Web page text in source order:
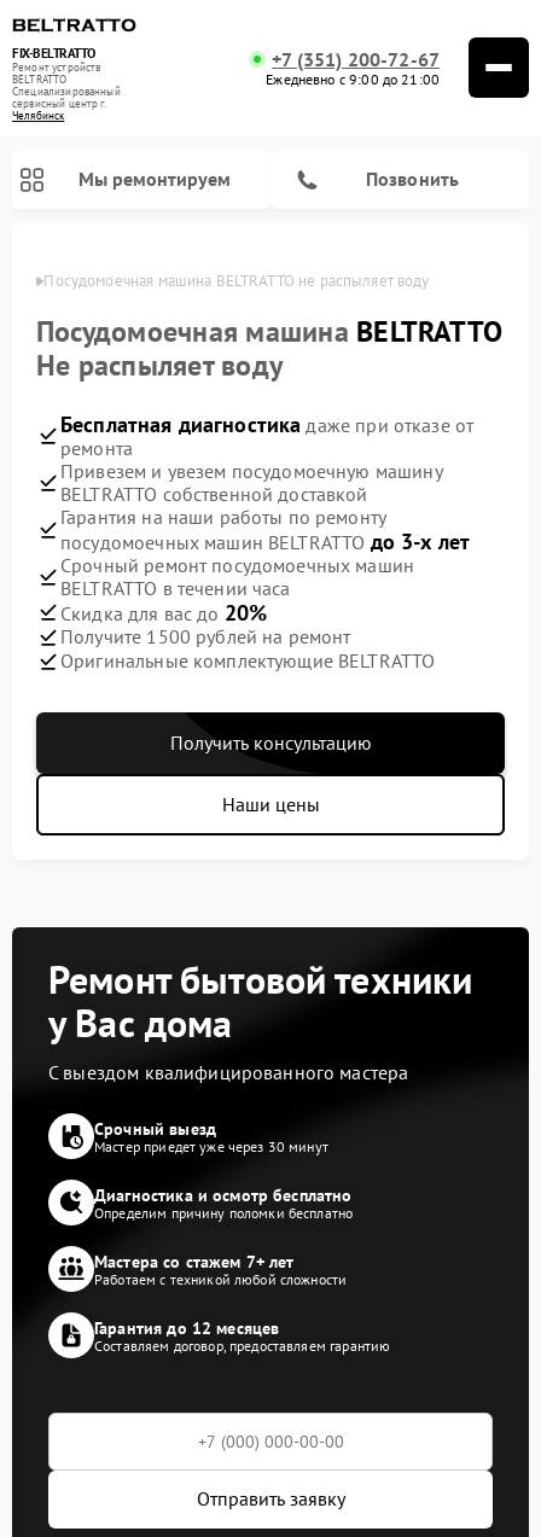
FIX-BELTRATTO
Ремонт устройств
BELTRATTO
Специализированный
cервисный центр г.
Челябинск
+7 (351) 200-72-67
Ежедневно с 9:00 до 21:00
Мы ремонтируем Позвонить
Посудомоечная машина BELTRATTO не распыляет воду
Посудомоечная машина BELTRATTO
Не распыляет воду
Бесплатная диагностика даже при отказе от
ремонта
Привезем и увезем посудомоечную машину
BELTRATTO собственной доставкой
Гарантия на наши работы по ремонту
посудомоечных машин BELTRATTO до 3-х лет
Срочный ремонт посудомоечных машин
BELTRATTO в течении часа
Скидка для вас до 20%
Получите 1500 рублей на ремонт
Оригинальные комплектующие BELTRATTO
Получить консультацию
Наши цены
Ремонт бытовой техники
у Вас дома
С выездом квалифицированного мастера
Срочный выезд
Мастер приедет уже через 30 минут
Диагностика и осмотр бесплатно
Определим причину поломки бесплатно
Мастера со стажем 7+ лет
Работаем с техникой любой сложности
Гарантия до 12 месяцев
Составляем договор, предоставляем гарантию
Отправить заявку